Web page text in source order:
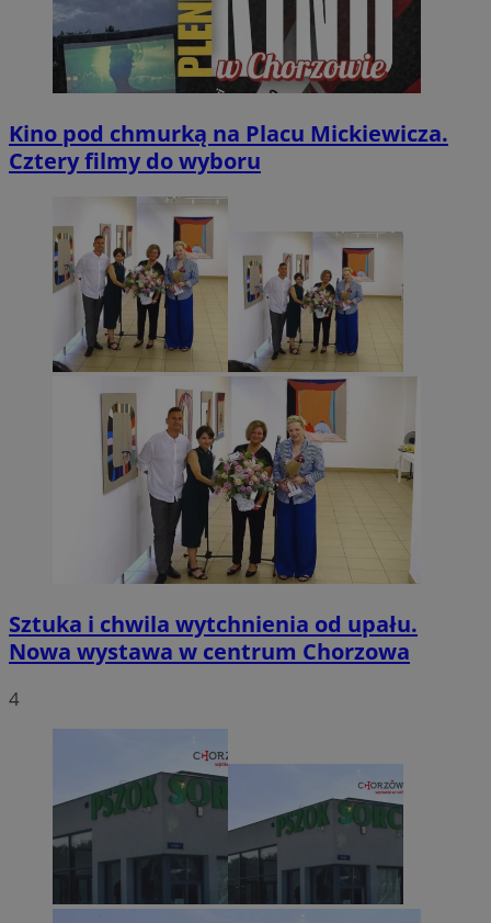
Kino pod chmurką na Placu Mickiewicza.
Cztery filmy do wyboru
Sztuka i chwila wytchnienia od upału.
Nowa wystawa w centrum Chorzowa
4